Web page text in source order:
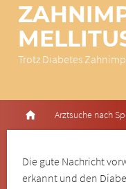
Trotz Diabetes
Arztsuche nach
Die gute Nachricht
erkannt und den